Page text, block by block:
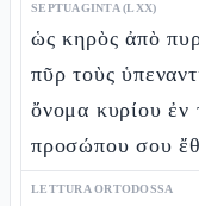
SEPTUAGINTA (LXX)
ὡς κηρὸς ἀπὸ
πῦρ τοὺς
ὄνομα κυρίου ἐν
προσώπου σου
LETTURA ORTODOSSA